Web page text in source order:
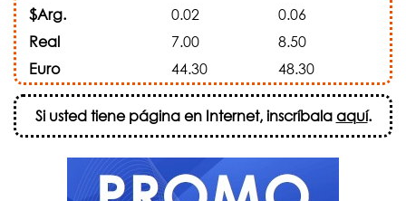
$Arg.
0.02
0.06
Real
7.00
8.50
Euro
44.30 48.30
Si usted tiene página en Internet, inscríbalaaquí.